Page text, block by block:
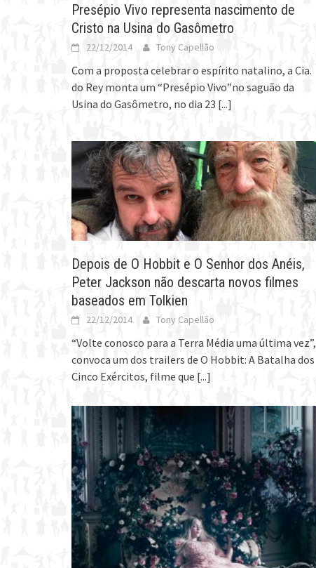
Presépio Vivo representa nascimento de
Cristo na Usina do Gasômetro
22/12/2014 Tony Capellão
Com a proposta celebrar o espírito natalino, a Cia.
do Rey monta um “Presépio Vivo”no saguão da
Usina do Gasômetro, no dia 23 [...]
Depois de O Hobbit e O Senhor dos Anéis,
Peter Jackson não descarta novos filmes
baseados em Tolkien
22/12/2014 Tony Capellão
“Volte conosco para a Terra Média uma última vez”,
convoca um dos trailers de O Hobbit: A Batalha dos
Cinco Exércitos, filme que [...]